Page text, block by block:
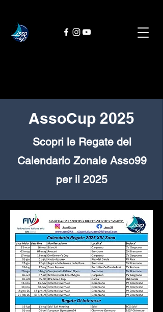
AssoCup 2025
Scopri le Regate del
Calendario Zonale Asso99
per il 2025